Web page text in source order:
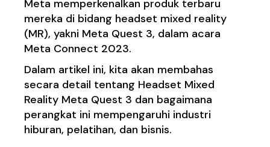
Meta memperkenalkan produk terbaru
mereka di bidang headset mixed reality
(MR), yakni Meta Quest 3, dalam acara
Meta Connect 2023.
Dalam artikel ini, kita akan membahas
secara detail tentang Headset Mixed
Reality Meta Quest 3 dan bagaimana
perangkat ini mempengaruhi industri
hiburan, pelatihan, dan bisnis.